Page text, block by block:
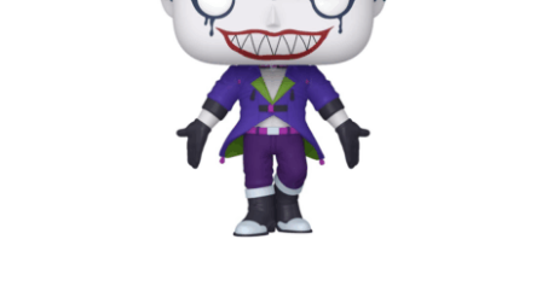
Funko Pop! Heroes: DC: Suicide
Squad Isekai – The Joker* #535 Vinyl
Figure